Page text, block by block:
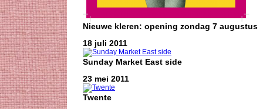
Nieuwe kleren: opening zondag 7 augustus
18 juli 2011
Sunday Market East side
23 mei 2011
Twente